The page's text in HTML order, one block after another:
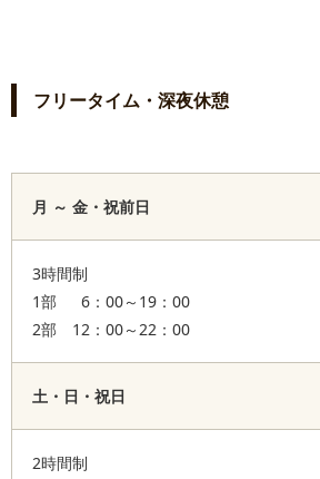
フリータイム・深夜休憩
月 ～ 金・祝前日
3時間制
1部 6：00～19：00
2部 12：00～22：00
土・日・祝日
2時間制